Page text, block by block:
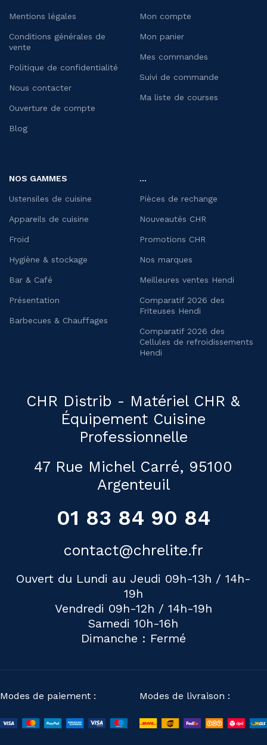
Mentions légales
Conditions générales de
vente
Politique de confidentialité
Nous contacter
Ouverture de compte
Blog
Mon compte
Mon panier
Mes commandes
Suivi de commande
Ma liste de courses
NOS GAMMES
Ustensiles de cuisine
Appareils de cuisine
Froid
Hygiène & stockage
Bar & Café
Présentation
Barbecues & Chauffages
...
Pièces de rechange
Nouveautés CHR
Promotions CHR
Nos marques
Meilleures ventes Hendi
Comparatif 2026 des
Friteuses Hendi
Comparatif 2026 des
Cellules de refroidissements
Hendi
CHR Distrib - Matériel CHR &
Équipement Cuisine
Professionnelle
47 Rue Michel Carré, 95100
Argenteuil
01 83 84 90 84
contact@chrelite.fr
Ouvert du Lundi au Jeudi 09h-13h / 14h-
19h
Vendredi 09h-12h / 14h-19h
Samedi 10h-16h
Dimanche : Fermé
Modes de paiement : Modes de livraison :